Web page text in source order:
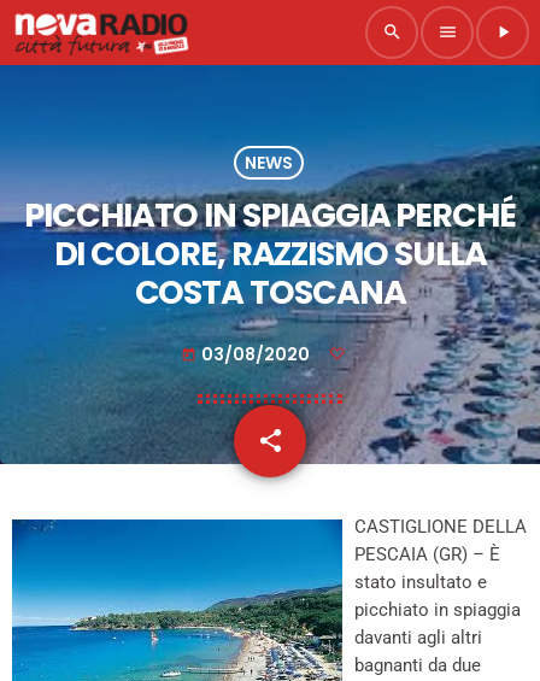
search menu play_arrow
NEWS
PICCHIATO IN SPIAGGIA PERCHÉ
DI COLORE, RAZZISMO SULLA
COSTA TOSCANA
today 03/08/2020
share
email
CASTIGLIONE DELLA
PESCAIA (GR) – È
stato insultato e
picchiato in spiaggia
davanti agli altri
bagnanti da due